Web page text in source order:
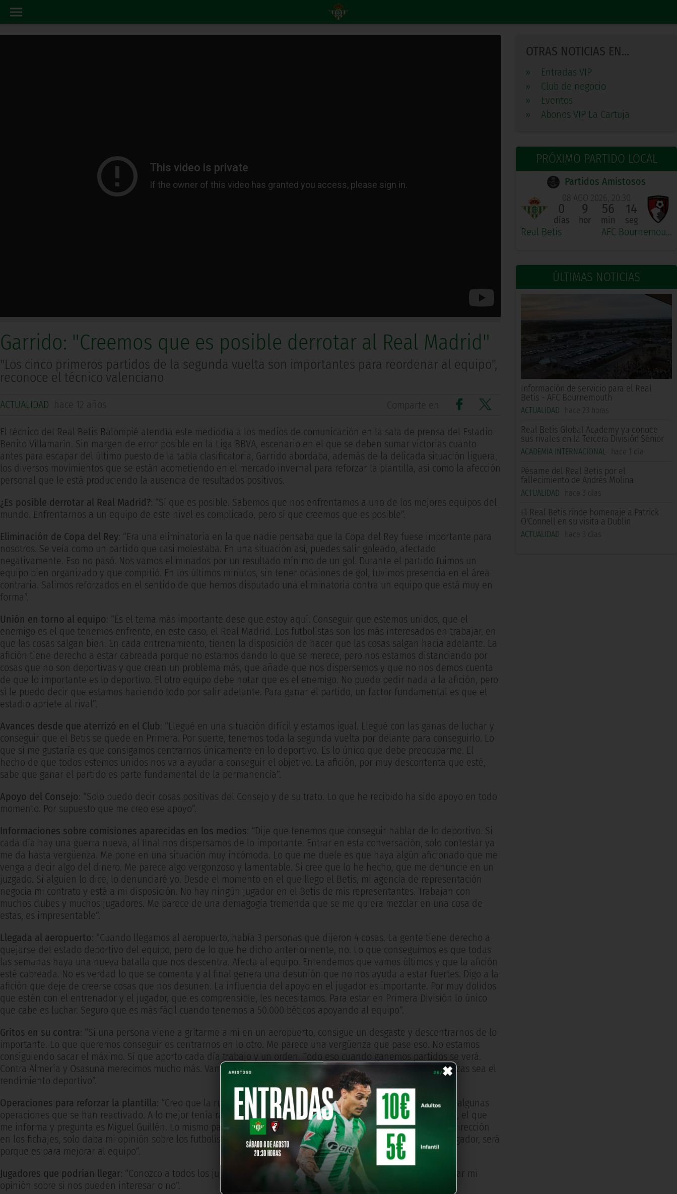
×
OTRAS NOTICIAS EN...
»
Entradas VIP
»
Club de negocio
»
Eventos
»
Abonos VIP La Cartuja
PRÓXIMO PARTIDO LOCAL
Partidos Amistosos
Real Betis
08 AGO 2026, 20:30
0
días
9
hor
56
min
13
seg
AFC Bournemouth
ÚLTIMAS NOTICIAS
Información de servicio para el Real
Betis - AFC Bournemouth
ACTUALIDAD hace 23 horas
Real Betis Global Academy ya conoce
sus rivales en la Tercera División Sénior
ACADEMIA INTERNACIONAL hace 1 día
Pésame del Real Betis por el
fallecimiento de Andrés Molina
ACTUALIDAD hace 3 días
El Real Betis rinde homenaje a Patrick
O'Connell en su visita a Dublín
ACTUALIDAD hace 3 días
Garrido: "Creemos que es posible derrotar al Real Madrid"
"Los cinco primeros partidos de la segunda vuelta son importantes para reordenar al equipo",
reconoce el técnico valenciano
ACTUALIDAD hace 12 años Comparte en
El técnico del Real Betis Balompié atendía este mediodía a los medios de comunicación en la sala de prensa del Estadio
Benito Villamarín. Sin margen de error posible en la Liga BBVA, escenario en el que se deben sumar victorias cuanto
antes para escapar del último puesto de la tabla clasificatoria, Garrido abordaba, además de la delicada situación liguera,
los diversos movimientos que se están acometiendo en el mercado invernal para reforzar la plantilla, así como la afección
personal que le está produciendo la ausencia de resultados positivos.
¿Es posible derrotar al Real Madrid?: “Sí que es posible. Sabemos que nos enfrentamos a uno de los mejores equipos del
mundo. Enfrentarnos a un equipo de este nivel es complicado, pero sí que creemos que es posible”.
Eliminación de Copa del Rey: “Era una eliminatoria en la que nadie pensaba que la Copa del Rey fuese importante para
nosotros. Se veía como un partido que casi molestaba. En una situación así, puedes salir goleado, afectado
negativamente. Eso no pasó. Nos vamos eliminados por un resultado mínimo de un gol. Durante el partido fuimos un
equipo bien organizado y que compitió. En los últimos minutos, sin tener ocasiones de gol, tuvimos presencia en el área
contraria. Salimos reforzados en el sentido de que hemos disputado una eliminatoria contra un equipo que está muy en
forma”.
Unión en torno al equipo: “Es el tema más importante dese que estoy aquí. Conseguir que estemos unidos, que el
enemigo es el que tenemos enfrente, en este caso, el Real Madrid. Los futbolistas son los más interesados en trabajar, en
que las cosas salgan bien. En cada entrenamiento, tienen la disposición de hacer que las cosas salgan hacia adelante. La
afición tiene derecho a estar cabreada porque no estamos dando lo que se merece, pero nos estamos distanciando por
cosas que no son deportivas y que crean un problema más, que añade que nos dispersemos y que no nos demos cuenta
de que lo importante es lo deportivo. El otro equipo debe notar que es el enemigo. No puedo pedir nada a la afición, pero
sí le puedo decir que estamos haciendo todo por salir adelante. Para ganar el partido, un factor fundamental es que el
estadio apriete al rival”.
Avances desde que aterrizó en el Club: “Llegué en una situación difícil y estamos igual. Llegué con las ganas de luchar y
conseguir que el Betis se quede en Primera. Por suerte, tenemos toda la segunda vuelta por delante para conseguirlo. Lo
que sí me gustaría es que consigamos centrarnos únicamente en lo deportivo. Es lo único que debe preocuparme. El
hecho de que todos estemos unidos nos va a ayudar a conseguir el objetivo. La afición, por muy descontenta que esté,
sabe que ganar el partido es parte fundamental de la permanencia”.
Apoyo del Consejo: “Solo puedo decir cosas positivas del Consejo y de su trato. Lo que he recibido ha sido apoyo en todo
momento. Por supuesto que me creo ese apoyo”.
Informaciones sobre comisiones aparecidas en los medios: “Dije que tenemos que conseguir hablar de lo deportivo. Si
cada día hay una guerra nueva, al final nos dispersamos de lo importante. Entrar en esta conversación, solo contestar ya
me da hasta vergüenza. Me pone en una situación muy incómoda. Lo que me duele es que haya algún aficionado que me
venga a decir algo del dinero. Me parece algo vergonzoso y lamentable. Si cree que lo he hecho, que me denuncie en un
juzgado. Si alguien lo dice, lo denunciaré yo. Desde el momento en el que llego el Betis, mi agencia de representación
negocia mi contrato y está a mi disposición. No hay ningún jugador en el Betis de mis representantes. Trabajan con
muchos clubes y muchos jugadores. Me parece de una demagogia tremenda que se me quiera mezclar en una cosa de
estas, es impresentable”.
Llegada al aeropuerto: “Cuando llegamos al aeropuerto, había 3 personas que dijeron 4 cosas. La gente tiene derecho a
quejarse del estado deportivo del equipo, pero de lo que he dicho anteriormente, no. Lo que conseguimos es que todas
las semanas haya una nueva batalla que nos descentra. Afecta al equipo. Entendemos que vamos últimos y que la afición
esté cabreada. No es verdad lo que se comenta y al final genera una desunión que no nos ayuda a estar fuertes. Digo a la
afición que deje de creerse cosas que nos desunen. La influencia del apoyo en el jugador es importante. Por muy dolidos
que estén con el entrenador y el jugador, que es comprensible, les necesitamos. Para estar en Primera División lo único
que cabe es luchar. Seguro que es más fácil cuando tenemos a 50.000 béticos apoyando al equipo”.
Gritos en su contra: “Si una persona viene a gritarme a mí en un aeropuerto, consigue un desgaste y descentrarnos de lo
importante. Lo que queremos conseguir es centrarnos en lo otro. Me parece una vergüenza que pase eso. No estamos
consiguiendo sacar el máximo. Sí que aporto cada día trabajo y un orden. Todo eso cuando ganemos partidos se verá.
Contra Almería y Osasuna merecimos mucho más. Vamos a tratar de conseguir que lo que esté en nuestras cabezas sea el
rendimiento deportivo”.
Operaciones para reforzar la plantilla: “Creo que la rueda de prensa del otro día nos ha ayudado mucho a que algunas
operaciones que se han reactivado. A lo mejor tenía razón en decir lo que dije. En el caso de que venga alguien, el que
me informa y pregunta es Miguel Guillén. Lo mismo pasaba antes cuando me preguntaban si había asumido la dirección
en los fichajes, solo daba mi opinión sobre los futbolistas. Cuando Miguel Guillén me diga que tenemos algún jugador, será
porque es para mejorar al equipo”.
Jugadores que podrían llegar: “Conozco a todos los jugadores de los que se ha hablado. Es mi obligación para dar mi
opinión sobre si nos pueden interesar o no”.